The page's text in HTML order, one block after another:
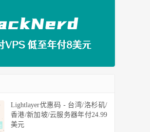
Lightlayer优惠码 - 台湾/洛杉矶/
香港/新加坡/云服务器年付24.99
美元